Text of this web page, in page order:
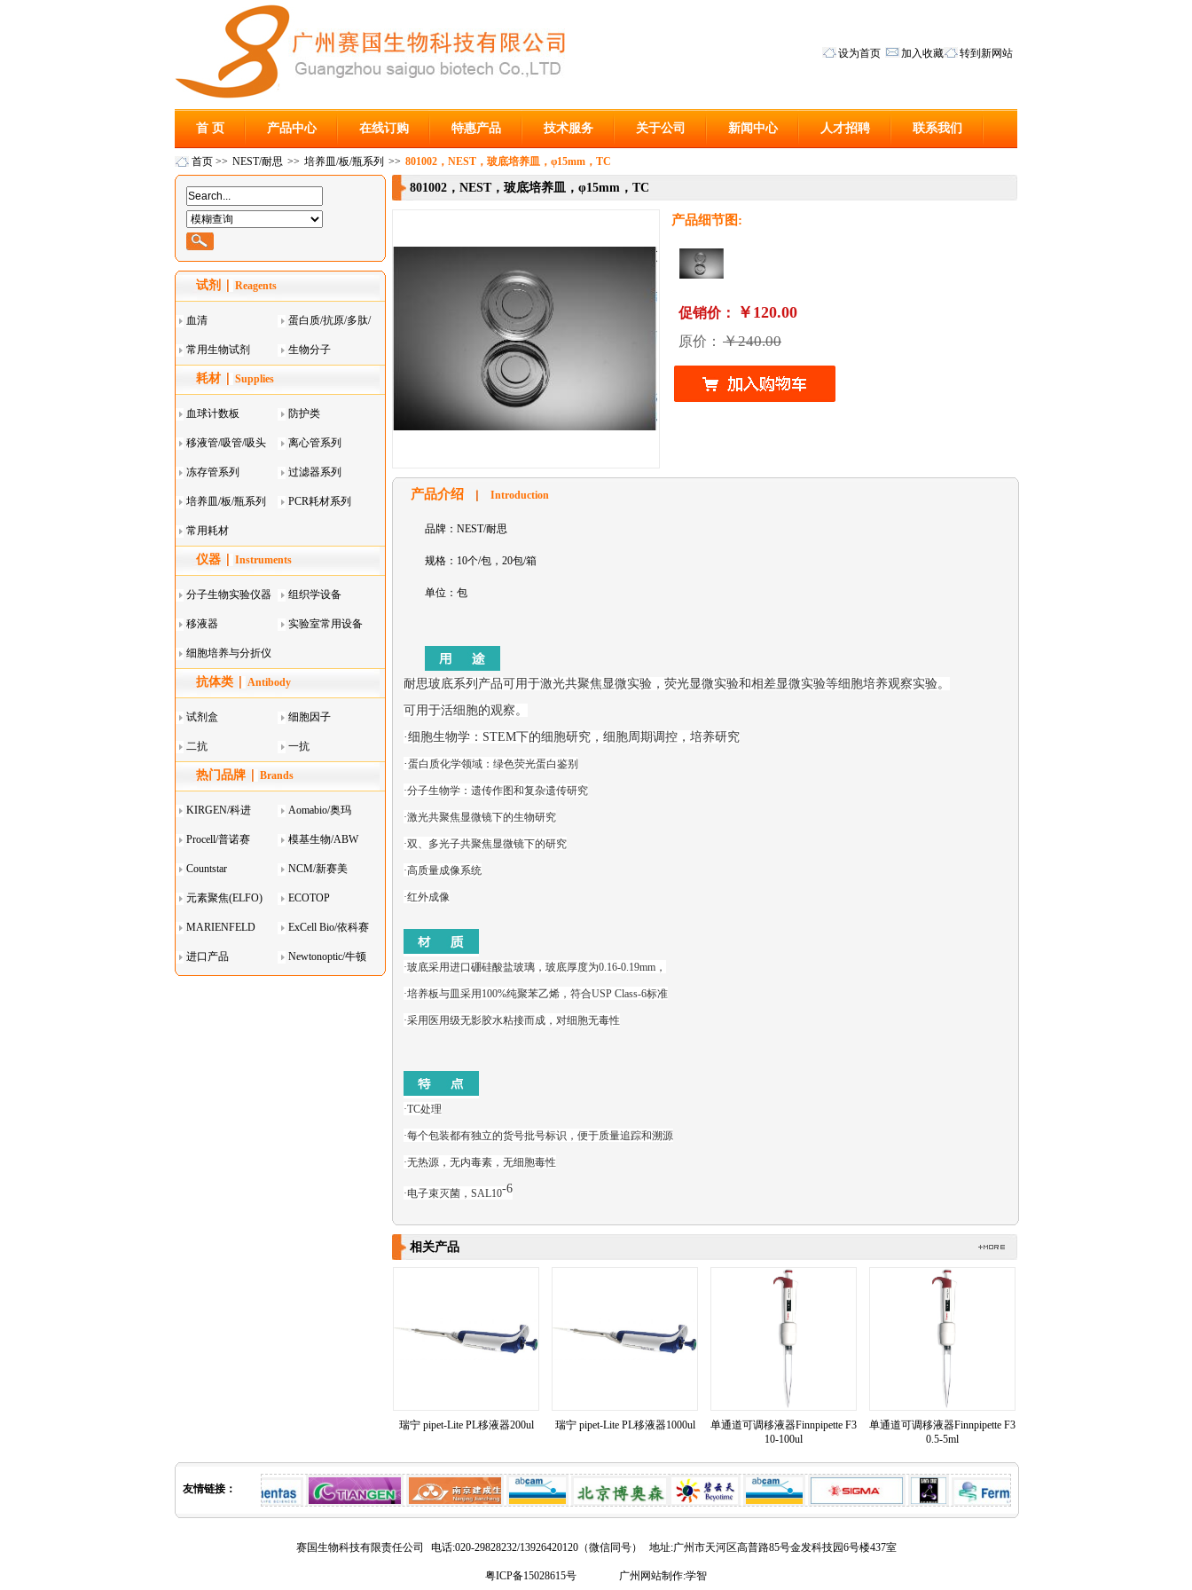
设为首页 加入收藏 转到新网站
首 页 产品中心 在线订购 特惠产品 技术服务 关于公司 新闻中心 人才招聘 联系我们
首页 >> NEST/耐思 >> 培养皿/板/瓶系列 >> 801002，NEST，玻底培养皿，φ15mm，TC
试剂 Reagents
血清 蛋白质/抗原/多肽/
酶
常用生物试剂 生物分子
耗材 Supplies
血球计数板 防护类
移液管/吸管/吸头
系列
离心管系列
冻存管系列 过滤器系列
培养皿/板/瓶系列 PCR耗材系列
常用耗材
仪器 Instruments
分子生物实验仪器 组织学设备
移液器 实验室常用设备
细胞培养与分折仪
器叠
抗体类 Antibody
试剂盒 细胞因子
二抗 一抗
热门品牌 Brands
KIRGEN/科进 Aomabio/奥玛
Procell/普诺赛 模基生物/ABW
Countstar NCM/新赛美
元素聚焦(ELFO) ECOTOP
MARIENFELD ExCell Bio/依科赛
进口产品 Newtonoptic/牛顿
801002，NEST，玻底培养皿，φ15mm，TC
产品细节图:
促销价： ￥120.00
原价： ￥240.00
产品介绍 Introduction
品牌：NEST/耐思
规格：10个/包，20包/箱
单位：包
耐思玻底系列产品可用于激光共聚焦显微实验，荧光显微实验和相差显微实验等细胞培养观察实验。
可用于活细胞的观察。
·细胞生物学：STEM下的细胞研究，细胞周期调控，培养研究
·蛋白质化学领域：绿色荧光蛋白鉴别
·分子生物学：遗传作图和复杂遗传研究
·激光共聚焦显微镜下的生物研究
·双、多光子共聚焦显微镜下的研究
·高质量成像系统
·红外成像
·玻底采用进口硼硅酸盐玻璃， 玻底厚度为0.16-0.19mm，
·培养板与皿采用100%纯聚苯乙烯，符合USP Class-6标准
·采用医用级无影胶水粘接而成，对细胞无毒性
·TC处理
·每个包装都有独立的货号批号标识，便于质量追踪和溯源
·无热源，无内毒素，无细胞毒性
·电子束灭菌，SAL10-6
相关产品
瑞宁 pipet-Lite PL移液器200ul 瑞宁 pipet-Lite PL移液器1000ul
单通道可调移液器Finnpipette F3
10-100ul
单通道可调移液器Finnpipette F3
0.5-5ml
友情链接：
赛国生物科技有限责任公司 电话:020-29828232/13926420120（微信同号） 地址:广州市天河区高普路85号金发科技园6号楼437室
粤ICP备15028615号 广州网站制作:学智